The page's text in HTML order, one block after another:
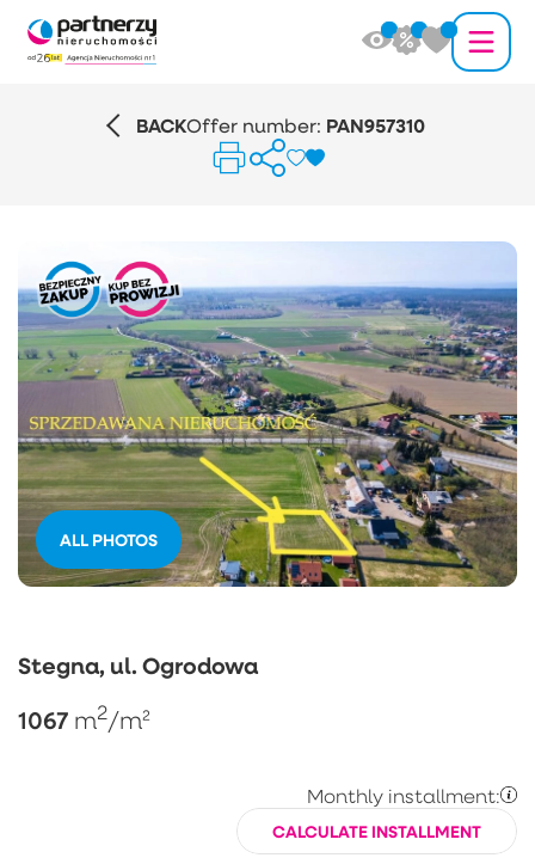
BACKOffer number: PAN957310
ALL PHOTOS
Stegna, ul. Ogrodowa
1067 m2/m²
Monthly installment:
CALCULATE INSTALLMENT